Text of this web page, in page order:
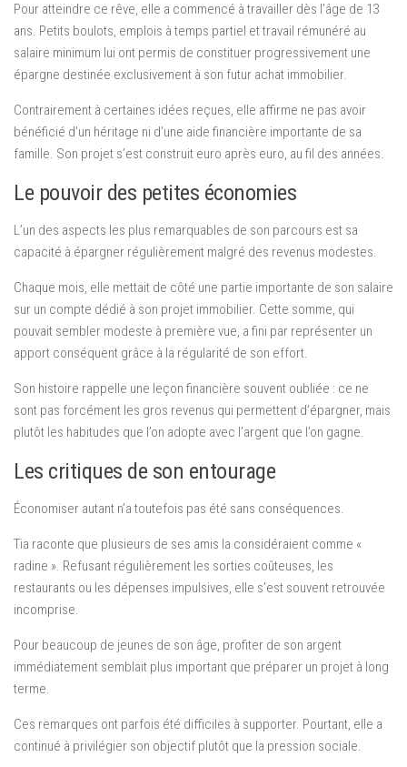
Pour atteindre ce rêve, elle a commencé à travailler dès l’âge de 13
ans. Petits boulots, emplois à temps partiel et travail rémunéré au
salaire minimum lui ont permis de constituer progressivement une
épargne destinée exclusivement à son futur achat immobilier.
Contrairement à certaines idées reçues, elle affirme ne pas avoir
bénéficié d’un héritage ni d’une aide financière importante de sa
famille. Son projet s’est construit euro après euro, au fil des années.
Le pouvoir des petites économies
L’un des aspects les plus remarquables de son parcours est sa
capacité à épargner régulièrement malgré des revenus modestes.
Chaque mois, elle mettait de côté une partie importante de son salaire
sur un compte dédié à son projet immobilier. Cette somme, qui
pouvait sembler modeste à première vue, a fini par représenter un
apport conséquent grâce à la régularité de son effort.
Son histoire rappelle une leçon financière souvent oubliée : ce ne
sont pas forcément les gros revenus qui permettent d’épargner, mais
plutôt les habitudes que l’on adopte avec l’argent que l’on gagne.
Les critiques de son entourage
Économiser autant n’a toutefois pas été sans conséquences.
Tia raconte que plusieurs de ses amis la considéraient comme «
radine ». Refusant régulièrement les sorties coûteuses, les
restaurants ou les dépenses impulsives, elle s’est souvent retrouvée
incomprise.
Pour beaucoup de jeunes de son âge, profiter de son argent
immédiatement semblait plus important que préparer un projet à long
terme.
Ces remarques ont parfois été difficiles à supporter. Pourtant, elle a
continué à privilégier son objectif plutôt que la pression sociale.